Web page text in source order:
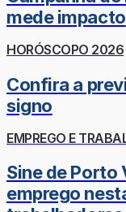
mede impacto
HORÓSCOPO 2026
Confira a
signo
EMPREGO E
Sine de Porto
emprego